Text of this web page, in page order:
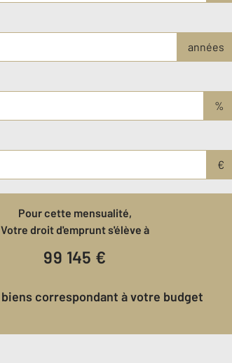
années
%
€
Pour cette mensualité,
Votre droit d'emprunt s'élève à
99 145 €
biens correspondant à votre budget